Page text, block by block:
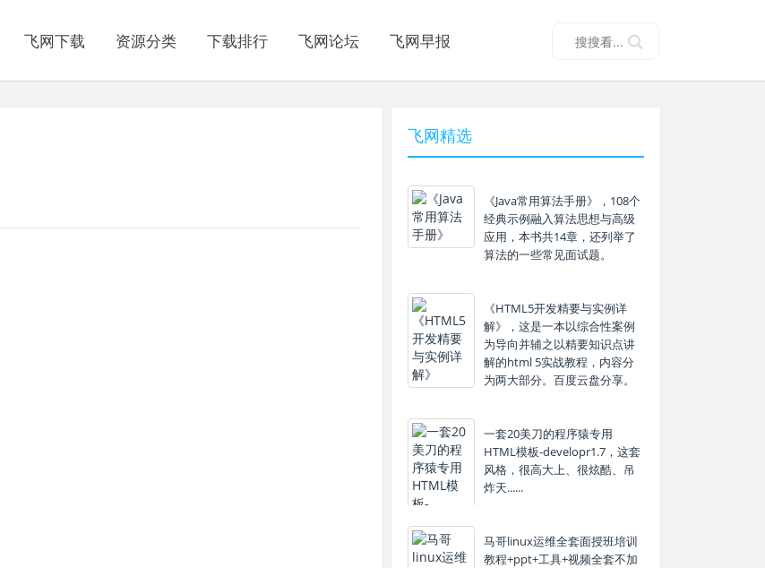
飞网下载 资源分类 下载排行 飞网论坛 飞网早报
飞网精选
《Java常用算法手册》，108个
经典示例融入算法思想与高级
应用，本书共14章，还列举了
算法的一些常见面试题。
《HTML5开发精要与实例详
解》，这是一本以综合性案例
为导向并辅之以精要知识点讲
解的html 5实战教程，内容分
为两大部分。百度云盘分享。
一套20美刀的程序猿专用
HTML模板-developr1.7，这套
风格，很高大上、很炫酷、吊
炸天......
马哥linux运维全套面授班培训
教程+ppt+工具+视频全套不加